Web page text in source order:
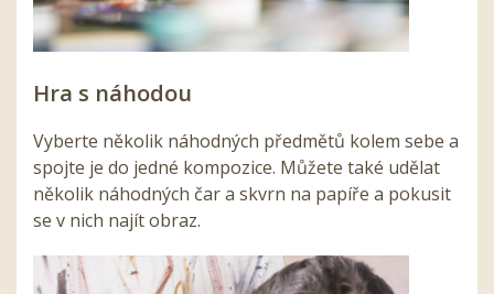
Hra s náhodou
Vyberte několik náhodných předmětů kolem sebe a
spojte je do jedné kompozice. Můžete také udělat
několik náhodných čar a skvrn na papíře a pokusit
se v nich najít obraz.